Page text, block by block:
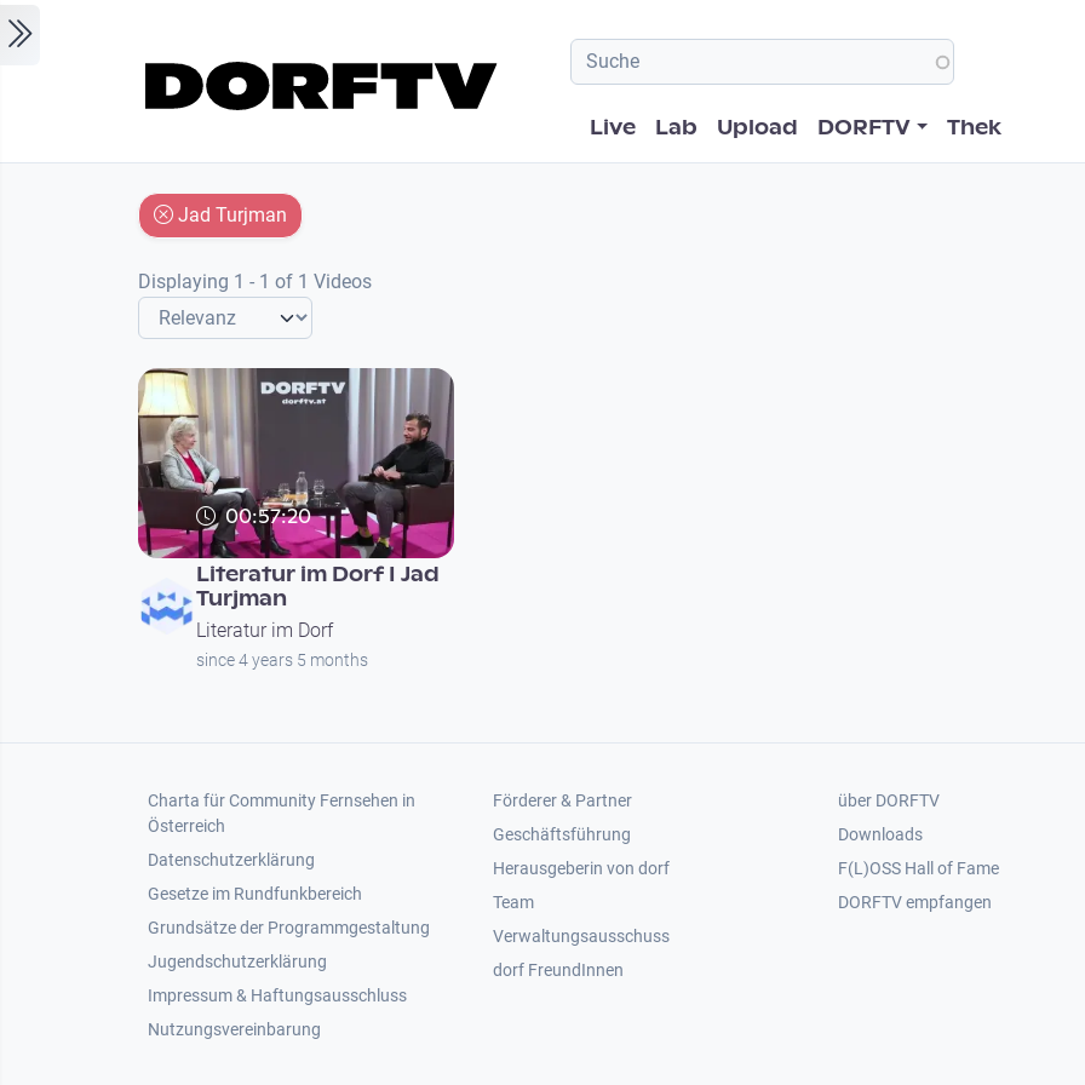
Hauptnavigation
Live Lab Upload DORFTV Thek
Jad Turjman
Displaying 1 - 1 of 1 Videos
00:57:20
Literatur im Dorf I Jad
Turjman
Literatur im Dorf
since 4 years 5 months
Footer 1
Charta für Community Fernsehen in
Österreich
Datenschutzerklärung
Gesetze im Rundfunkbereich
Grundsätze der Programmgestaltung
Jugendschutzerklärung
Impressum & Haftungsausschluss
Nutzungsvereinbarung
Footer 2
Förderer & Partner
Geschäftsführung
Herausgeberin von dorf
Team
Verwaltungsausschuss
dorf FreundInnen
Footer 3
über DORFTV
Downloads
F(L)OSS Hall of Fame
Footer 4
DORFTV empfangen